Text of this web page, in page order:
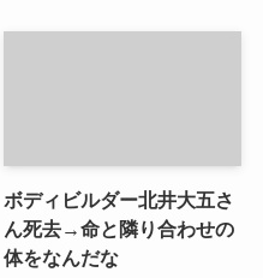
ボディビルダー北井大五さ
ん死去→命と隣り合わせの
体をなんだな